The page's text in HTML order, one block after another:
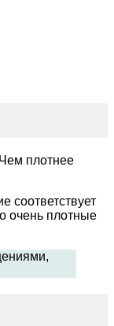
плотнее
соответствует
очень плотные